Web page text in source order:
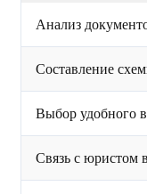
Анализ
Составление
Выбор удобного
Связь с юристом